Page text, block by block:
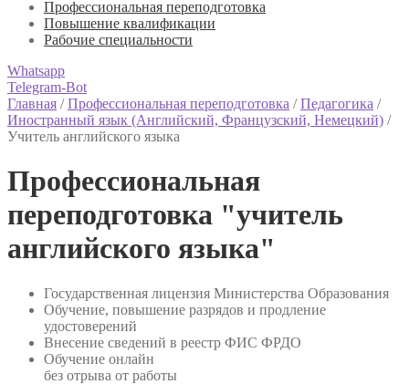
Профессиональная переподготовка
Повышение квалификации
Рабочие специальности
Whatsapp
Telegram-Bot
Главная /Профессиональная переподготовка /Педагогика /
Иностранный язык (Английский, Французский, Немецкий) /
Учитель английского языка
Профессиональная
переподготовка "учитель
английского языка"
Государственная лицензия Министерства Образования
Обучение, повышение разрядов и продление
удостоверений
Внесение сведений в реестр ФИС ФРДО
Обучение онлайн
без отрыва от работы